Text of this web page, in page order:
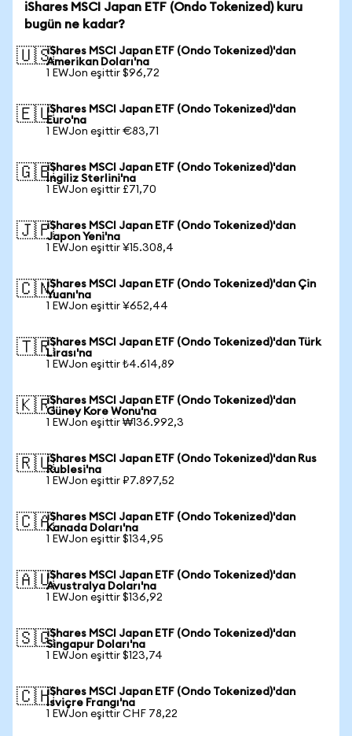
iShares MSCI Japan ETF (Ondo Tokenized) kuru
bugün ne kadar?
🇺🇸iShares MSCI Japan ETF (Ondo Tokenized)'dan
Amerikan Doları'na
1 EWJon eşittir $96,72
🇪🇺iShares MSCI Japan ETF (Ondo Tokenized)'dan
Euro'na
1 EWJon eşittir €83,71
🇬🇧iShares MSCI Japan ETF (Ondo Tokenized)'dan
İngiliz Sterlini'na
1 EWJon eşittir £71,70
🇯🇵iShares MSCI Japan ETF (Ondo Tokenized)'dan
Japon Yeni'na
1 EWJon eşittir ¥15.308,4
🇨🇳iShares MSCI Japan ETF (Ondo Tokenized)'dan Çin
Yuanı'na
1 EWJon eşittir ¥652,44
🇹🇷iShares MSCI Japan ETF (Ondo Tokenized)'dan Türk
Lirası'na
1 EWJon eşittir ₺4.614,89
🇰🇷iShares MSCI Japan ETF (Ondo Tokenized)'dan
Güney Kore Wonu'na
1 EWJon eşittir ₩136.992,3
🇷🇺iShares MSCI Japan ETF (Ondo Tokenized)'dan Rus
Rublesi'na
1 EWJon eşittir ₽7.897,52
🇨🇦iShares MSCI Japan ETF (Ondo Tokenized)'dan
Kanada Doları'na
1 EWJon eşittir $134,95
🇦🇺iShares MSCI Japan ETF (Ondo Tokenized)'dan
Avustralya Doları'na
1 EWJon eşittir $136,92
🇸🇬iShares MSCI Japan ETF (Ondo Tokenized)'dan
Singapur Doları'na
1 EWJon eşittir $123,74
🇨🇭iShares MSCI Japan ETF (Ondo Tokenized)'dan
İsviçre Frangı'na
1 EWJon eşittir CHF 78,22